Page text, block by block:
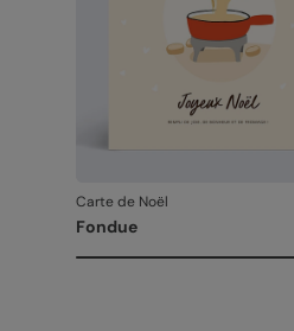
Carte de Noël
Fondue